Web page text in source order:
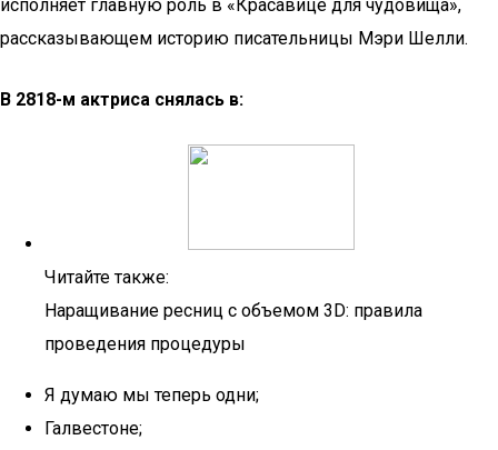
исполняет главную роль в «Красавице для чудовища»,
рассказывающем историю писательницы Мэри Шелли.
В 2818-м актриса снялась в:
Читайте также:
Наращивание ресниц с объемом 3D: правила
проведения процедуры
Я думаю мы теперь одни;
Галвестоне;